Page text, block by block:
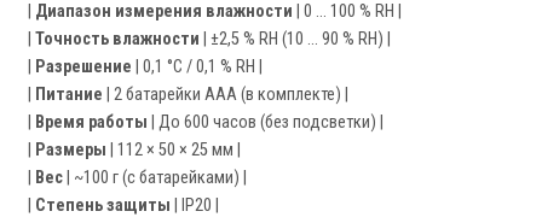
Диапазон измерения влажности | 0 … 100 % RH |
Точность влажности | ±2,5 % RH (10 … 90 % RH) |
Разрешение | 0,1 °C / 0,1 % RH |
Питание | 2 батарейки AAA (в комплекте) |
Время работы | До 600 часов (без подсветки) |
Размеры | 112 × 50 × 25 мм |
Вес | ~100 г (с батарейками) |
Степень защиты | IP20 |